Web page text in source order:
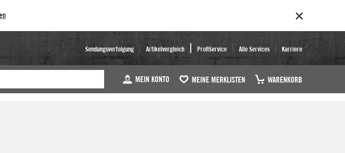
Sendungsverfolgung Artikelvergleich ProfiService Alle Services Karriere
MEIN KONTO MEINE MERKLISTEN WARENKORB